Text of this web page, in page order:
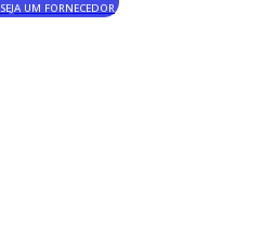
SEJA UM FORNECEDOR